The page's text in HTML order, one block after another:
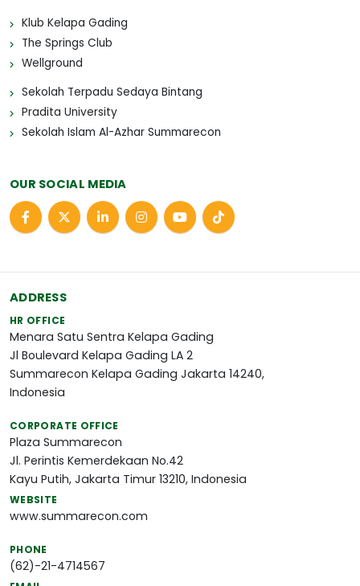
Klub Kelapa Gading
The Springs Club
Wellground
Sekolah Terpadu Sedaya Bintang
Pradita University
Sekolah Islam Al-Azhar Summarecon
OUR SOCIAL MEDIA
ADDRESS
HR OFFICE
Menara Satu Sentra Kelapa Gading
Jl Boulevard Kelapa Gading LA 2
Summarecon Kelapa Gading Jakarta 14240,
Indonesia
CORPORATE OFFICE
Plaza Summarecon
Jl. Perintis Kemerdekaan No.42
Kayu Putih, Jakarta Timur 13210, Indonesia
WEBSITE
www.summarecon.com
PHONE
(62)-21-4714567